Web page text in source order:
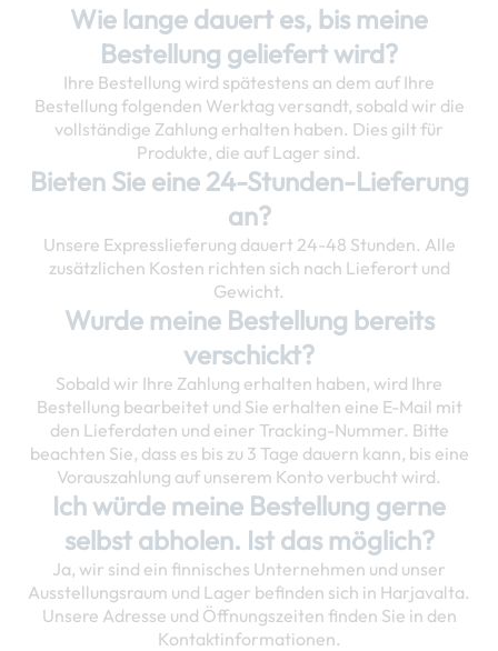
Wie lange dauert es, bis meine
Bestellung geliefert wird?
Ihre Bestellung wird spätestens an dem auf Ihre
Bestellung folgenden Werktag versandt, sobald wir die
vollständige Zahlung erhalten haben. Dies gilt für
Produkte, die auf Lager sind.
Bieten Sie eine 24-Stunden-Lieferung
an?
Unsere Expresslieferung dauert 24-48 Stunden. Alle
zusätzlichen Kosten richten sich nach Lieferort und
Gewicht.
Wurde meine Bestellung bereits
verschickt?
Sobald wir Ihre Zahlung erhalten haben, wird Ihre
Bestellung bearbeitet und Sie erhalten eine E-Mail mit
den Lieferdaten und einer Tracking-Nummer. Bitte
beachten Sie, dass es bis zu 3 Tage dauern kann, bis eine
Vorauszahlung auf unserem Konto verbucht wird.
Ich würde meine Bestellung gerne
selbst abholen. Ist das möglich?
Ja, wir sind ein finnisches Unternehmen und unser
Ausstellungsraum und Lager befinden sich in Harjavalta.
Unsere Adresse und Öffnungszeiten finden Sie in den
Kontaktinformationen.